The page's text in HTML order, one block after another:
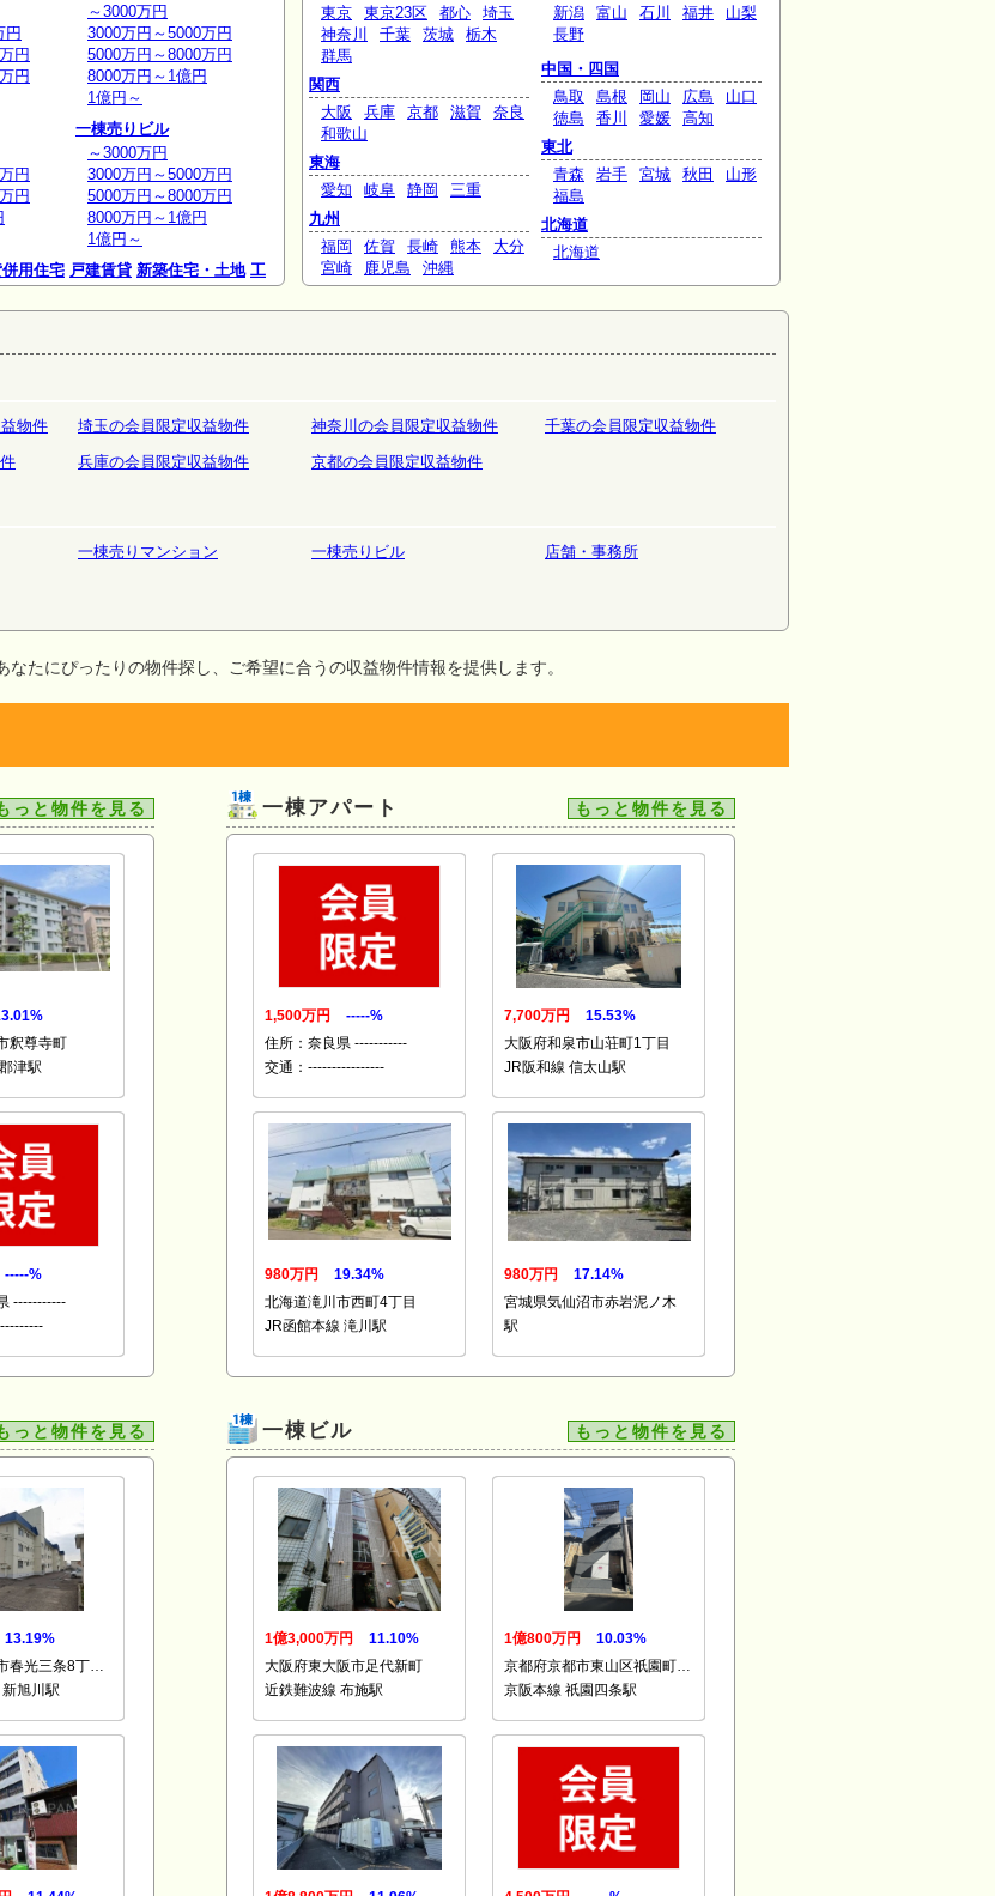
円
円
円
円
円
～3000万円
3000万円～5000万円
5000万円～8000万円
8000万円～1億円
1億円～
一棟売りビル
～3000万円
3000万円～5000万円
5000万円～8000万円
8000万円～1億円
1億円～
用住宅 戸建賃貸 新築住宅・土地 工
東京
東京23区 都心
埼玉
神奈川
千葉 茨城
栃木
群馬
関西
大阪
兵庫 京都 滋賀
奈良
和歌山
東海
愛知
岐阜 静岡
三重
九州
福岡
佐賀 長崎 熊本
大分
宮崎
鹿児島 沖縄
新潟
富山 石川 福井
山梨
長野
中国・四国
鳥取
島根 岡山 広島
山口
徳島
香川 愛媛
高知
東北
青森
岩手 宮城 秋田
山形
福島
北海道
北海道
物件 埼玉の会員限定収益物件 神奈川の会員限定収益物件
千葉の会員限定収益物件
兵庫の会員限定収益物件 京都の会員限定収益物件
一棟売りマンション 一棟売りビル
店舗・事務所
たにぴったりの物件探し、ご希望に合うの収益物件情報を提供します。
っと物件を見る
釈尊寺町
津駅
-----%
-----------
一棟アパート もっと物件を見る
1,500万円
-----%
住所：奈良県 -----------
交通：----------------
7,700万円
15.53%
大阪府和泉市山荘町1丁目
JR阪和線 信太山駅
980万円
19.34%
北海道滝川市西町4丁目
JR函館本線 滝川駅
980万円
17.14%
宮城県気仙沼市赤岩泥ノ木
駅
っと物件を見る
13.19%
春光三条8丁…
旭川駅
一棟ビル もっと物件を見る
1億3,000万円
11.10%
大阪府東大阪市足代新町
近鉄難波線 布施駅
1億800万円
10.03%
京都府京都市東山区祇園町…
京阪本線 祇園四条駅